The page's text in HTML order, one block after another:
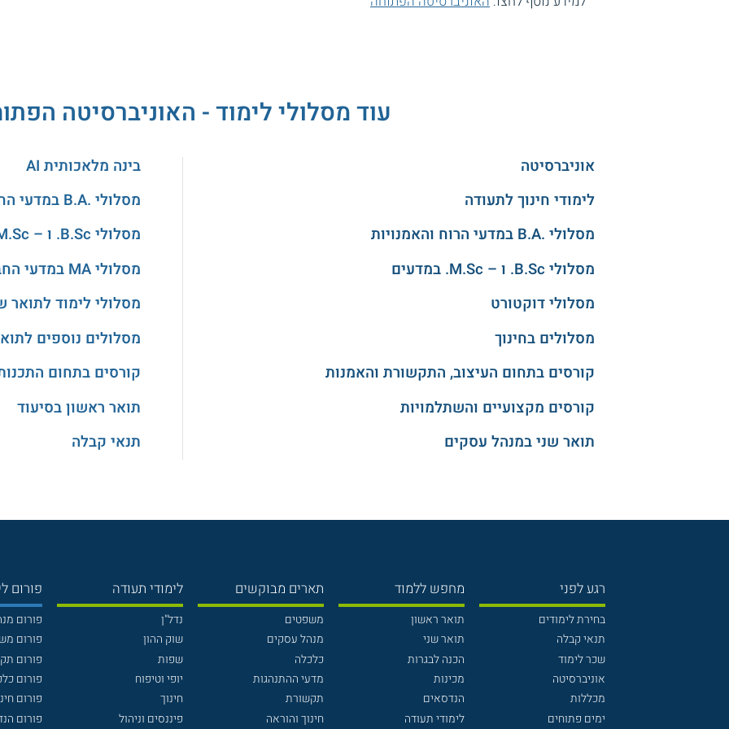
עוד מסלולי לימוד - האוניברסיטה
אוניברסיטה
לימודי חינוך לתעודה
מסלולי .B.A במדעי הרוח והאמנויות
מסלולי B.Sc. ו – M.Sc. במדעים
מסלולי דוקטורט
מסלולים בחינוך
קורסים בתחום העיצוב, התקשורת והאמנות
קורסים מקצועיים והשתלמויות
תואר שני במנהל עסקים
בינה מלאכותית AI
מסלולי .B.A במדעי החברה
מסלולי B.Sc. ו – M.Sc. בהנדסה
מסלולי MA במדעי החברה
מסלולי לימוד לתואר
מסלולים נוספים
קורסים בתחום
תואר ראשון בסיעוד
תנאי קבלה
רגע לפני
בחירת לימודים
תנאי קבלה
שכר לימוד
אוניברסיטה
מכללות
ימים פתוחים
מחפש ללמוד
תואר ראשון
תואר שני
הכנה לבגרות
מכינות
הנדסאים
לימודי תעודה
תארים מבוקשים
משפטים
מנהל עסקים
כלכלה
מדעי ההתנהגות
תקשורת
חינוך והוראה
לימודי תעודה
נדל"ן
שוק ההון
שפות
יופי וטיפוח
חינוך
פיננסים וניהול
פורום
פורום
פורום
פורום
פורום
פורום
פורום